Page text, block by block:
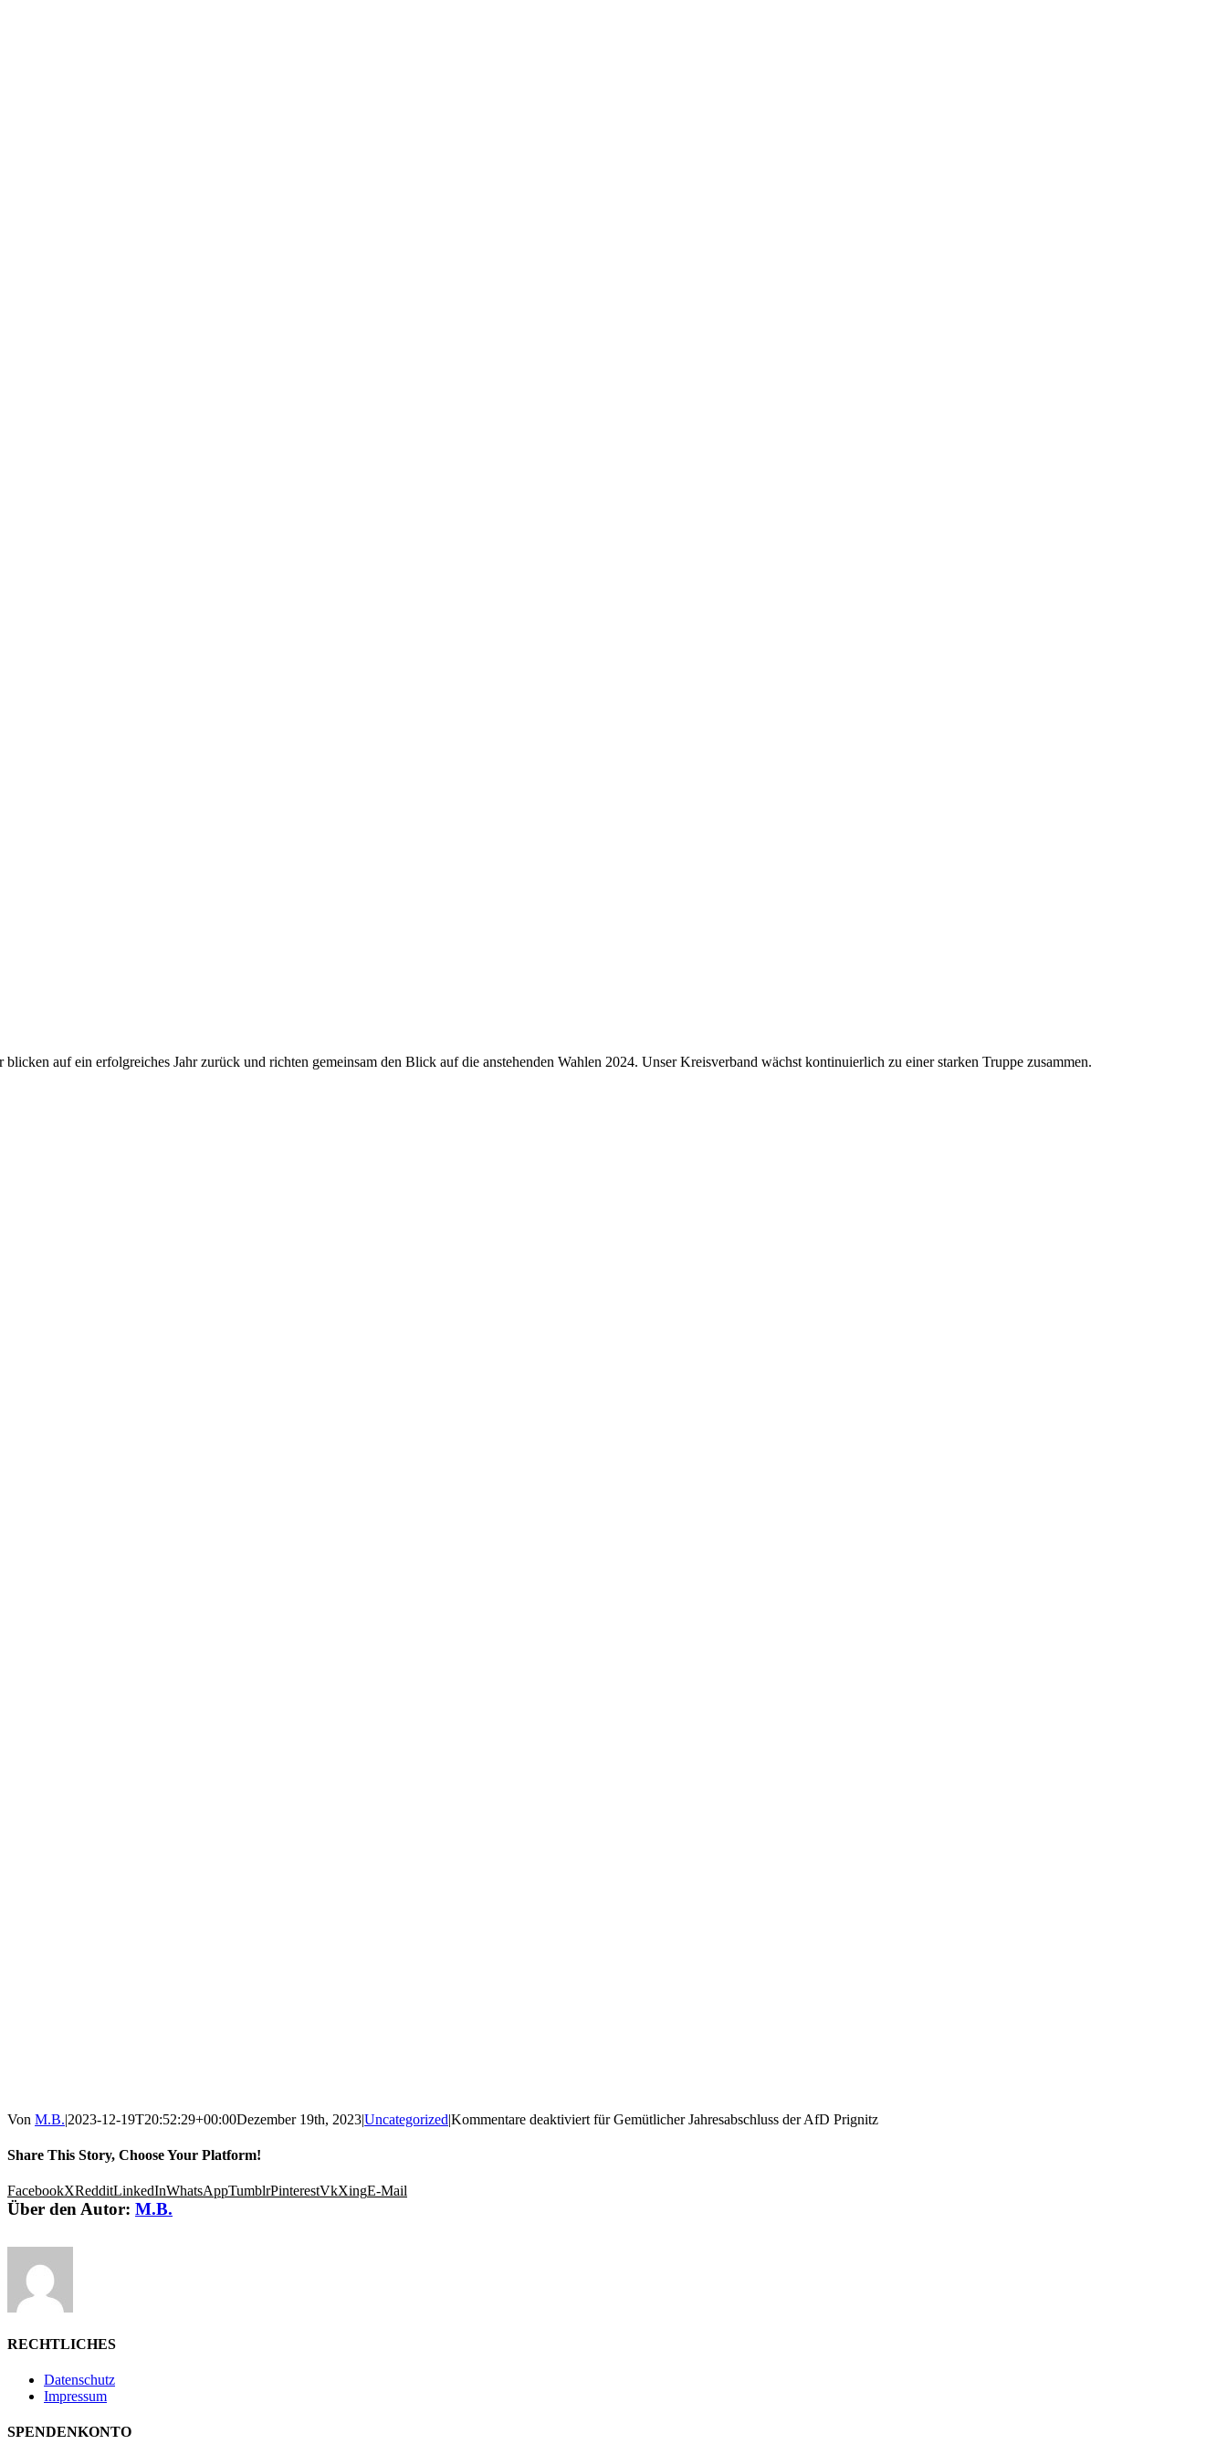
blicken auf ein erfolgreiches Jahr zurück und richten gemeinsam den Blick auf die anstehenden Wahlen 2024. Unser Kreisverband wächst kontinuierlich zu einer starken Truppe zusammen.
Von M.B.|2023-12-19T20:52:29+00:00Dezember 19th, 2023|Uncategorized|Kommentare deaktiviert für Gemütlicher Jahresabschluss der AfD Prignitz
Share This Story, Choose Your Platform!
FacebookXRedditLinkedInWhatsAppTumblrPinterestVkXingE-Mail
Über den Autor: M.B.
RECHTLICHES
Datenschutz
Impressum
SPENDENKONTO